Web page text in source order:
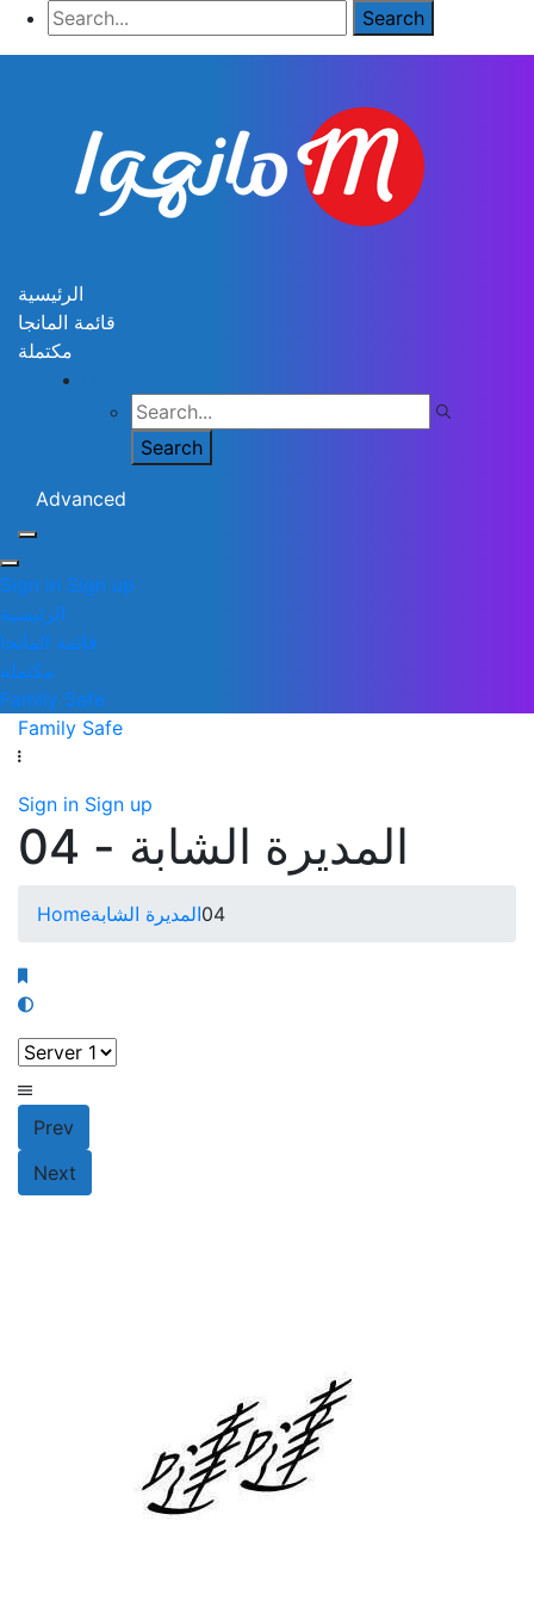
الرئيسية
قائمة المانجا
مكتملة
Advanced
Sign in Sign up
الرئيسية
قائمة المانجا
مكتملة
Family Safe
Family Safe
Sign in Sign up
المديرة الشابة - 04
Homeالمديرة الشابة04
Prev
Next